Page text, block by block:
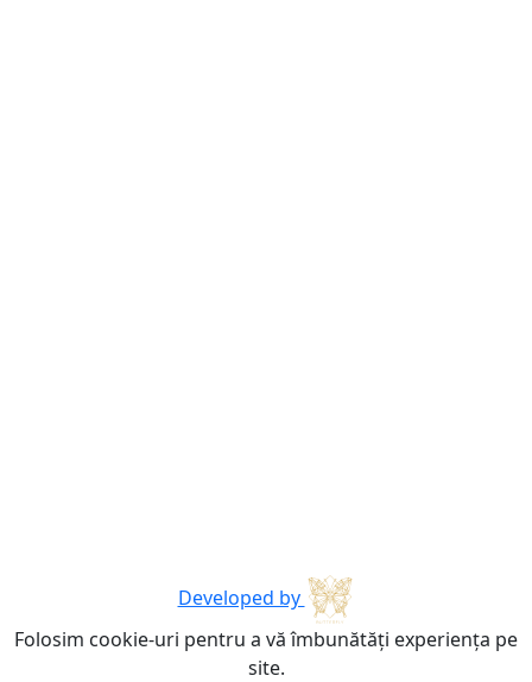
Developed by
Folosim cookie-uri pentru a vă îmbunătăți experiența pe
site.